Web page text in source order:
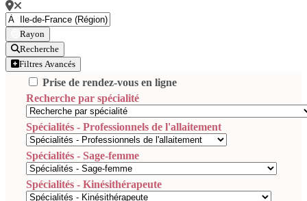
Rayon
Recherche
Filtres Avancés
Prise de rendez-vous en ligne
Recherche par spécialité
Spécialités - Professionnels de l'allaitement
Spécialités - Sage-femme
Spécialités - Kinésithérapeute